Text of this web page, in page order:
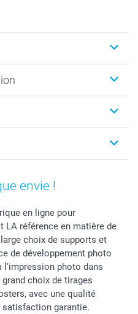
envie !
en ligne pour
référence en matière de
choix de supports et
de développement photo
l'impression photo dans
choix de tirages
avec une qualité
satisfaction garantie.